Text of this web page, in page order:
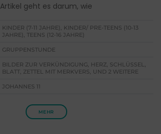
Artikel geht es darum, wie
KINDER (7-11 JAHRE), KINDER/ PRE-TEENS (10-13
JAHRE), TEENS (12-16 JAHRE)
GRUPPENSTUNDE
BILDER ZUR VERKÜNDIGUNG, HERZ, SCHLÜSSEL,
BLATT, ZETTEL MIT MERKVERS, UND 2 WEITERE
JOHANNES 11
MEHR